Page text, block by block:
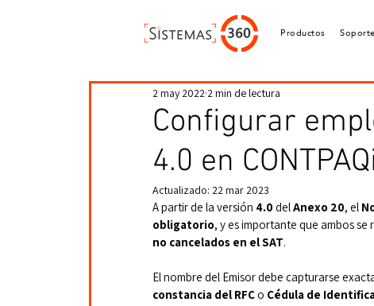
Productos
Configurar
4.0 en
2 may 2022 2 min de lectura
Actualizado: 22 mar 2023
A partir de la versión 4.0 del Anexo 20, el
obligatorio, y es importante que ambos se
no cancelados en el SAT.
El nombre del Emisor debe capturarse
constancia del RFC o Cédula de